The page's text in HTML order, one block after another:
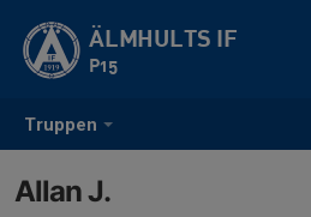
Truppen
ÄLMHULTS IF
P15
Allan J.